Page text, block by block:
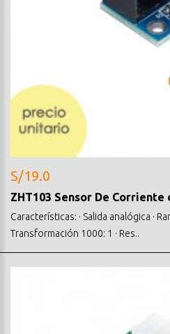
S/19.0
ZHT103 Sensor De Corriente
Características: · Salida analógica ·
Transformación 1000: 1 · Res..